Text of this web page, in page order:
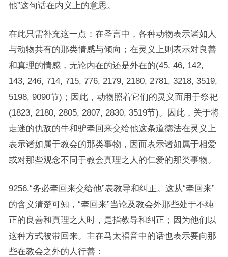
他”这句话在内义上的意思。
在此只需补充这一点：在圣言中，各种动物表示诸如人
与动物共有的那类情感与倾向；在灵义上则表示对良善
和真理的情感，无论内在的还是外在的(45, 46, 142,
143, 246, 714, 715, 776, 2179, 2180, 2781, 3218, 3519,
5198, 9090节)；因此，动物照着它们的灵义而用于祭祀
(1823, 2180, 2805, 2807, 2830, 3519节)。因此，关于将
走迷的仇敌的牛和驴牵回来交给他这条道德法在灵义上
表示诸如属于教会的那类事物，因而表示诸如属于相爱
或对那些观念不同于教会真理之人的仁爱的那类事物。
9256.“务必牵回来交给他”表教导和纠正。这从“牵回来”
的含义清楚可知，“牵回来”当论及教会外那些处于不纯
正的良善和真理之人时，是指教导和纠正；因为他们以
这种方式被带回来。主在马太福音中的话也表示要向那
些在教会之外的人行善：